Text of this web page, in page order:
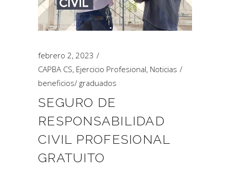
febrero 2, 2023
CAPBA CS, Ejercicio Profesional, Noticias
beneficios/ graduados
SEGURO DE
RESPONSABILIDAD
CIVIL PROFESIONAL
GRATUITO